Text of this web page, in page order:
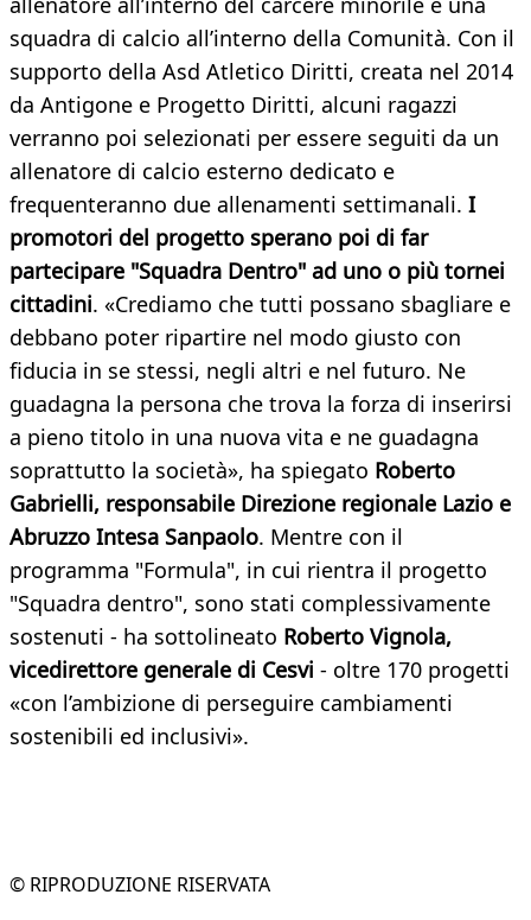
squadra di calcio all’interno della Comunità. Con il
supporto della Asd Atletico Diritti, creata nel 2014
da Antigone e Progetto Diritti, alcuni ragazzi
verranno poi selezionati per essere seguiti da un
allenatore di calcio esterno dedicato e
frequenteranno due allenamenti settimanali. I
promotori del progetto sperano poi di far
partecipare "Squadra Dentro" ad uno o più tornei
cittadini. «Crediamo che tutti possano sbagliare e
debbano poter ripartire nel modo giusto con
fiducia in se stessi, negli altri e nel futuro. Ne
guadagna la persona che trova la forza di inserirsi
a pieno titolo in una nuova vita e ne guadagna
soprattutto la società», ha spiegato Roberto
Gabrielli, responsabile Direzione regionale Lazio e
Abruzzo Intesa Sanpaolo. Mentre con il
programma "Formula", in cui rientra il progetto
"Squadra dentro", sono stati complessivamente
sostenuti - ha sottolineato Roberto Vignola,
vicedirettore generale di Cesvi - oltre 170 progetti
«con l’ambizione di perseguire cambiamenti
sostenibili ed inclusivi».
© RIPRODUZIONE RISERVATA